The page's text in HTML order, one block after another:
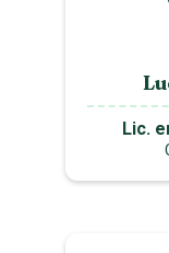
Lic.